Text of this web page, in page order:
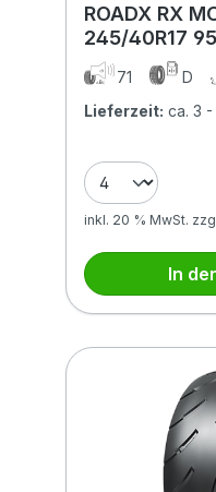
ROADX RX
245/40R17
71 D
Lieferzeit: ca. 3
inkl. 20 % MwSt.
In